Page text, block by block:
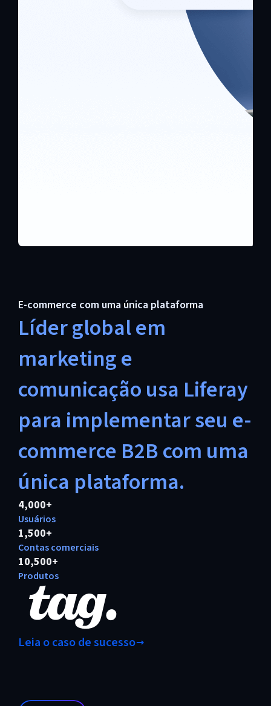
E-commerce com uma única plataforma
Líder global em
marketing e
comunicação usa Liferay
para implementar seu e-
commerce B2B com uma
única plataforma.
4,000+
Usuários
1,500+
Contas comerciais
10,500+
Produtos
Leia o caso de sucesso